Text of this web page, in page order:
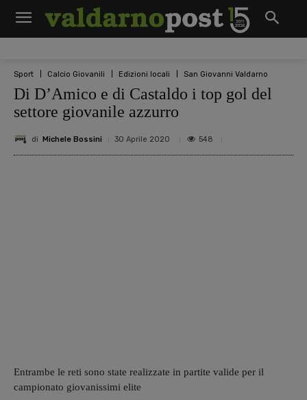
Sport Calcio Giovanili Edizioni locali San Giovanni Valdarno
Di D’Amico e di Castaldo i top gol del
settore giovanile azzurro
di Michele Bossini 30 Aprile 2020 548
Entrambe le reti sono state realizzate in partite valide per il
campionato giovanissimi elite